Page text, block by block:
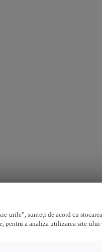
urile”, sunteți de acord cu
pentru a analiza utilizarea site-